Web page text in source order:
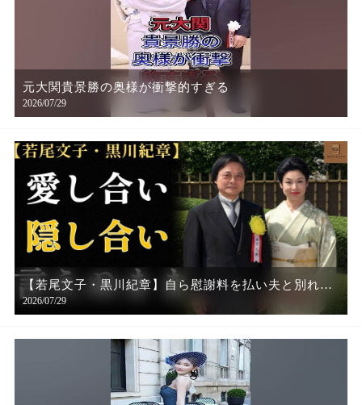
元大関貴景勝の奥様が衝撃的すぎる
2026/07/29
【若尾文子・黒川紀章】自ら慰謝料を払い夫と別れ、
7年かけて結ばれた「人の夫」
2026/07/29